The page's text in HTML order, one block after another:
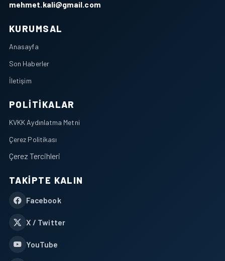
mehmet.kali@gmail.com
KURUMSAL
Anasayfa
Son Haberler
İletişim
POLITIKALAR
KVKK Aydınlatma Metni
Çerez Politikası
Çerez Tercihleri
TAKIPTE KALIN
Facebook
X / Twitter
YouTube